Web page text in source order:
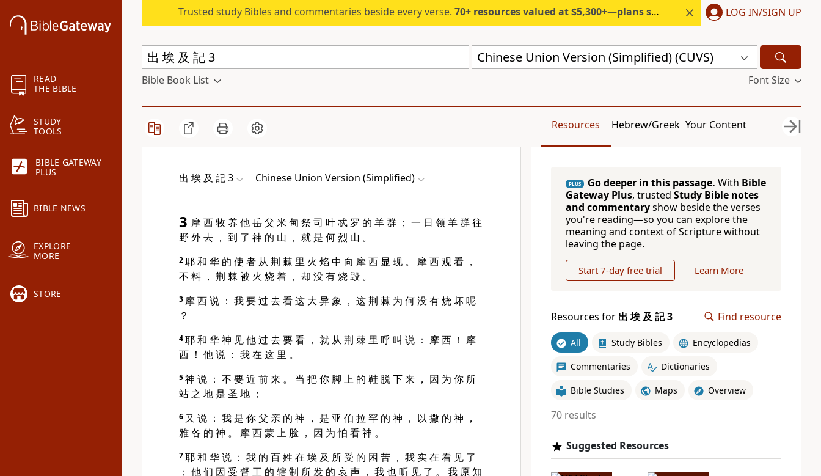
READ
THE BIBLE
STUDY
TOOLS
BIBLE GATEWAY
PLUS
BIBLE NEWS
EXPLORE
MORE
STORE
Trusted study Bibles and commentaries beside every verse. 70+ resources valued at $5,300+—plans start under $6/month. LOG IN/SIGN UP
Chinese Union Version (Simplified) (CUVS)
Bible Book List Font Size
Resources Hebrew/Greek Your Content
出 埃 及 記 3 Chinese Union Version (Simplified)
3 摩 西 牧 养 他 岳 父 米 甸 祭 司 叶 忒 罗 的 羊 群 ； 一 日 领 羊 群 往
野 外 去 ， 到 了 神 的 山 ， 就 是 何 烈 山 。
2耶 和 华 的 使 者 从 荆 棘 里 火 焰 中 向 摩 西 显 现 。 摩 西 观 看 ，
不 料 ， 荆 棘 被 火 烧 着 ， 却 没 有 烧 毁 。
3 摩 西 说 ： 我 要 过 去 看 这 大 异 象 ， 这 荆 棘 为 何 没 有 烧 坏 呢
？
4耶 和 华 神 见 他 过 去 要 看 ， 就 从 荆 棘 里 呼 叫 说 ： 摩 西 ！ 摩
西 ！ 他 说 ： 我 在 这 里 。
5神 说 ： 不 要 近 前 来 。 当 把 你 脚 上 的 鞋 脱 下 来 ， 因 为 你 所
站 之 地 是 圣 地 ；
6 又 说 ： 我 是 你 父 亲 的 神 ， 是 亚 伯 拉 罕 的 神 ， 以 撒 的 神 ，
雅 各 的 神 。 摩 西 蒙 上 脸 ， 因 为 怕 看 神 。
7耶 和 华 说 ： 我 的 百 姓 在 埃 及 所 受 的 困 苦 ， 我 实 在 看 见 了
； 他 们 因 受 督 工 的 辖 制 所 发 的 哀 声 ， 我 也 听 见 了 。 我 原 知
PLUS Go deeper in this passage. With Bible
Gateway Plus, trusted Study Bible notes
and commentaryshow beside the verses
you're reading—so you can explore the
meaning and context of Scripture without
leaving the page.
Start 7-day free trial Learn More
Resources for 出 埃 及 記 3 Find resource
All Study Bibles Encyclopedias
Commentaries Dictionaries
Bible Studies Maps Overview
70 results
Suggested Resources